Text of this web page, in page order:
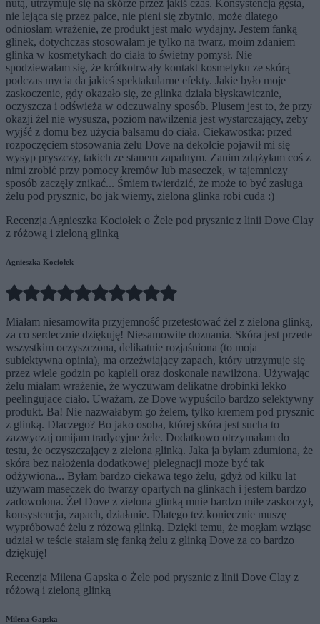
nutą, utrzymuje się na skórze przez jakiś czas. Konsystencja gęsta,
nie lejąca się przez palce, nie pieni się zbytnio, może dlatego
odniosłam wrażenie, że produkt jest mało wydajny. Jestem fanką
glinek, dotychczas stosowałam je tylko na twarz, moim zdaniem
glinka w kosmetykach do ciała to świetny pomysł. Nie
spodziewałam się, że krótkotrwały kontakt kosmetyku ze skórą
podczas mycia da jakieś spektakularne efekty. Jakie było moje
zaskoczenie, gdy okazało się, że glinka działa błyskawicznie,
oczyszcza i odświeża w odczuwalny sposób. Plusem jest to, że przy
okazji żel nie wysusza, poziom nawilżenia jest wystarczający, żeby
wyjść z domu bez użycia balsamu do ciała. Ciekawostka: przed
rozpoczęciem stosowania żelu Dove na dekolcie pojawił mi się
wysyp pryszczy, takich ze stanem zapalnym. Zanim zdążyłam coś z
nimi zrobić przy pomocy kremów lub maseczek, w tajemniczy
sposób zaczęły znikać... Śmiem twierdzić, że może to być zasługa
żelu pod prysznic, bo jak wiemy, zielona glinka robi cuda :)
Recenzja Agnieszka Kociołek o Żele pod prysznic z linii Dove Clay
z różową i zieloną glinką
Agnieszka Kociołek
Miałam niesamowita przyjemność przetestować żel z zielona glinką,
za co serdecznie dziękuję! Niesamowite doznania. Skóra jest przede
wszystkim oczyszczona, delikatnie rozjaśniona (to moja
subiektywna opinia), ma orzeźwiający zapach, który utrzymuje się
przez wiele godzin po kąpieli oraz doskonale nawilżona. Używając
żelu miałam wrażenie, że wyczuwam delikatne drobinki lekko
peelingujace ciało. Uważam, że Dove wypuścilo bardzo selektywny
produkt. Ba! Nie nazwałabym go żelem, tylko kremem pod prysznic
z glinką. Dlaczego? Bo jako osoba, której skóra jest sucha to
zazwyczaj omijam tradycyjne żele. Dodatkowo otrzymałam do
testu, że oczyszczający z zielona glinką. Jaka ja byłam zdumiona, że
skóra bez nałożenia dodatkowej pielegnacji może być tak
odżywiona... Byłam bardzo ciekawa tego żelu, gdyż od kilku lat
używam maseczek do twarzy opartych na glinkach i jestem bardzo
zadowolona. Żel Dove z zielona glinką mnie bardzo miłe zaskoczył,
konsystencja, zapach, działanie. Dlatego też koniecznie muszę
wypróbować żelu z różową glinką. Dzięki temu, że mogłam wziąsc
udział w teście stałam się fanką żelu z glinką Dove za co bardzo
dziękuję!
Recenzja Milena Gapska o Żele pod prysznic z linii Dove Clay z
różową i zieloną glinką
Milena Gapska